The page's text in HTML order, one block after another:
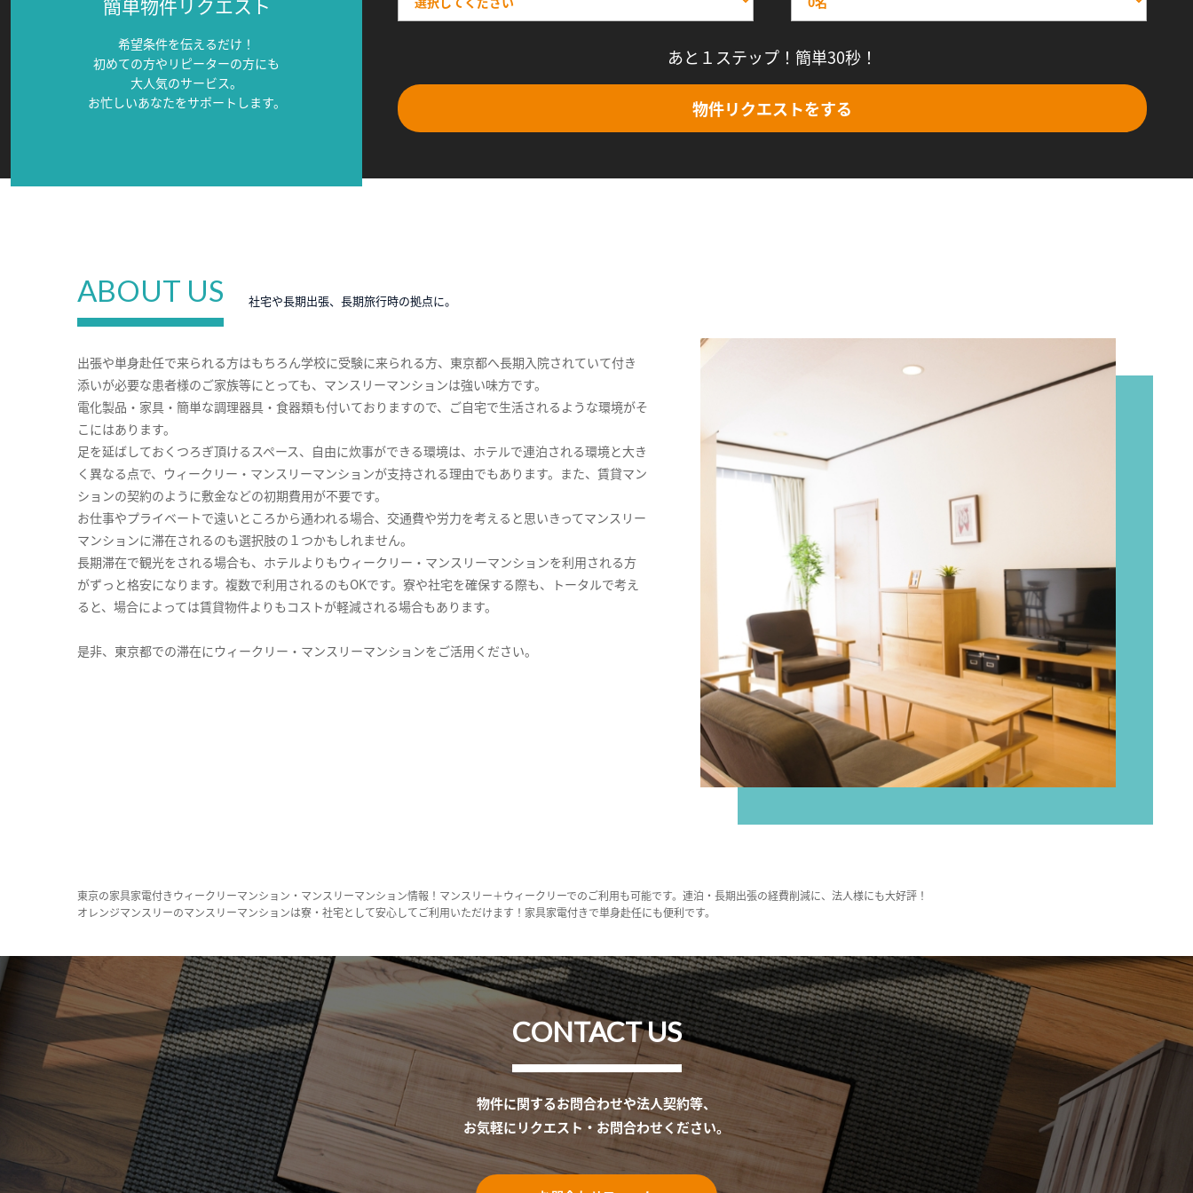
簡単物件リクエスト
希望条件を伝えるだけ！
初めての方やリピーターの方にも
大人気のサービス。
お忙しいあなたをサポートします。
あと１ステップ！簡単30秒！
物件リクエストをする
ABOUT US 社宅や長期出張、長期旅行時の拠点に。
出張や単身赴任で来られる方はもちろん学校に受験に来られる方、東京都へ長期入院されていて付き
添いが必要な患者様のご家族等にとっても、マンスリーマンションは強い味方です。
電化製品・家具・簡単な調理器具・食器類も付いておりますので、ご自宅で生活されるような環境がそ
こにはあります。
足を延ばしておくつろぎ頂けるスペース、自由に炊事ができる環境は、ホテルで連泊される環境と大き
く異なる点で、ウィークリー・マンスリーマンションが支持される理由でもあります。また、賃貸マン
ションの契約のように敷金などの初期費用が不要です。
お仕事やプライベートで遠いところから通われる場合、交通費や労力を考えると思いきってマンスリー
マンションに滞在されるのも選択肢の１つかもしれません。
長期滞在で観光をされる場合も、ホテルよりもウィークリー・マンスリーマンションを利用される方
がずっと格安になります。複数で利用されるのもOKです。寮や社宅を確保する際も、トータルで考え
ると、場合によっては賃貸物件よりもコストが軽減される場合もあります。
是非、東京都での滞在にウィークリー・マンスリーマンションをご活用ください。
東京の家具家電付きウィークリーマンション・マンスリーマンション情報！マンスリー＋ウィークリーでのご利用も可能です。連泊・長期出張の経費削減に、法人様にも大好評！
オレンジマンスリーのマンスリーマンションは寮・社宅として安心してご利用いただけます！家具家電付きで単身赴任にも便利です。
CONTACT US
物件に関するお問合わせや法人契約等、
お気軽にリクエスト・お問合わせください。